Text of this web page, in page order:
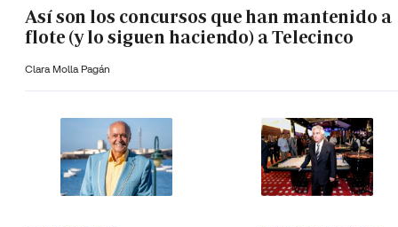
Así son los concursos que han mantenido a
flote (y lo siguen haciendo) a Telecinco
Clara Molla Pagán